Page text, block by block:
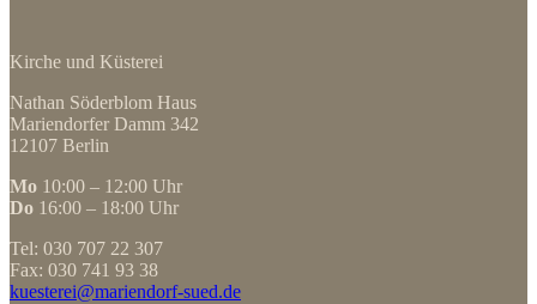
Kirche und Küsterei
Nathan Söderblom Haus
Mariendorfer Damm 342
12107 Berlin
Mo 10:00 – 12:00 Uhr
Do 16:00 – 18:00 Uhr
Tel: 030 707 22 307
Fax: 030 741 93 38
kuesterei@mariendorf-sued.de